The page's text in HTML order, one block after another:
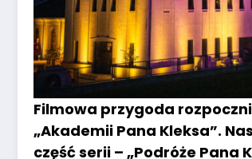
Filmowa przygoda
„Akademii Pana Kleksa”.
część serii – „Podróże Pana